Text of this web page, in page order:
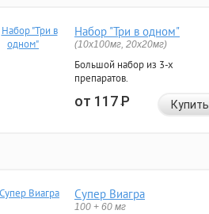
Набор "Три в одном"
(10x100мг, 20x20мг)
Большой набор из 3-х
препаратов.
от 117Р Купить
Супер Виагра
100 + 60 мг